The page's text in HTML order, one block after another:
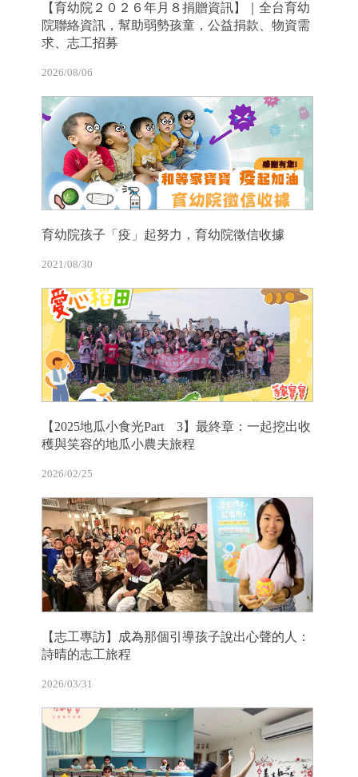
【育幼院２０２６年月８捐贈資訊】｜全台育幼
院聯絡資訊，幫助弱勢孩童，公益捐款、物資需
求、志工招募
2026/08/06
育幼院孩子「疫」起努力，育幼院徵信收據
2021/08/30
【2025地瓜小食光Part 3】最終章：一起挖出收
穫與笑容的地瓜小農夫旅程
2026/02/25
【志工專訪】成為那個引導孩子說出心聲的人：
詩晴的志工旅程
2026/03/31